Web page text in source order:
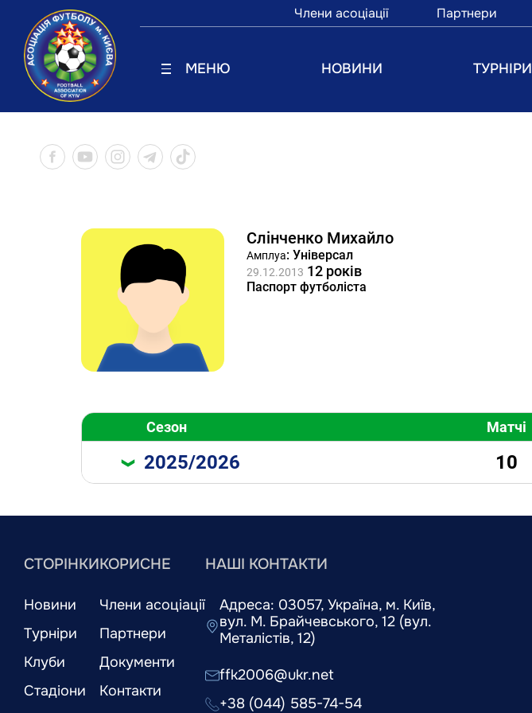
Члени асоціації Партнери
МЕНЮ НОВИНИ ТУРНІРИ
Слінченко Михайло
Амплуа: Універсал
29.12.2013 12 років
Паспорт футболіста
Сезон Матчі
2025/2026 10
СТОРІНКИ
Новини
Турніри
Клуби
Стадіони
КОРИСНЕ
Члени асоціації
Партнери
Документи
Контакти
НАШІ КОНТАКТИ
Адреса: 03057, Україна, м. Київ,
вул. М. Брайчевського, 12 (вул.
Металістів, 12)
ffk2006@ukr.net
+38 (044) 585-74-54